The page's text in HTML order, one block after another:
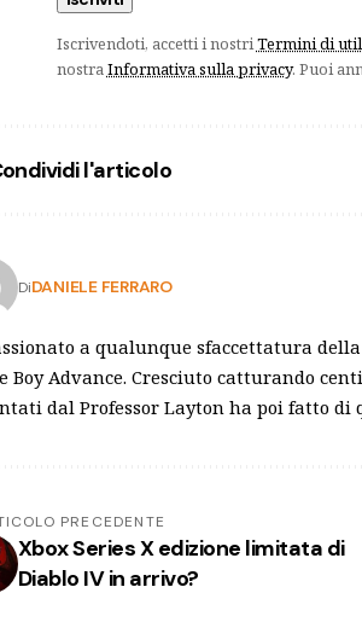
Iscrivendoti, accetti i nostriTermini di
nostraInformativa sulla privacy. Puoi
l'articolo
DiDANIELE FERRARO
a qualunque sfaccettatura
Boy Advance. Cresciuto catturando
dal Professor Layton ha poi fatto
PRECEDENTE
Xbox Series X edizione limitata di
Diablo IV in arrivo?